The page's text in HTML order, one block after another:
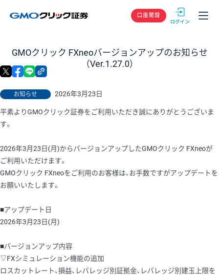
GMOクリック
口座開設
GMOクリック FXneoバージョンアップのお知らせ
（Ver.1.27.0）
お知らせ 2026年3月23日
X facebook
平素よりGMOクリック証券をご利用いただき誠にありがとうございま
す。
2026年3月23日(月)からバージョンアップしたGMOクリック FXneoが
ご利用いただけます。
GMOクリック FXneoをご利用のお客様は、お手数ですがアップデートを
お願いいたします。
■アップデート日
2026年3月23日(月)
■バージョンアップ内容
▽FXシミュレーション機能の追加
ロスカットレート、損益、レバレッジ別証拠金、レバレッジ別建玉上限を